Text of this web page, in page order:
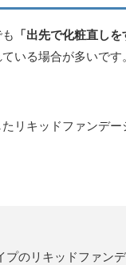
「出先で化粧直し
いる場合が多いです。
リキッドファンデ
プのリキッドファン